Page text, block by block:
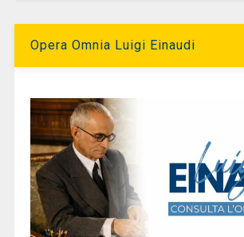
Opera Omnia Luigi Einaudi